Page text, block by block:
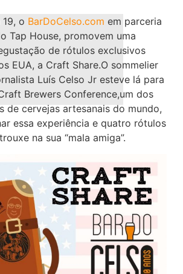
o BarDoCelso.com em parceria
Tap House, promovem uma
de rótulos exclusivos
EUA, a Craft Share.O sommelier
Luís Celso Jr esteve lá para
Brewers Conference,um dos
de cervejas artesanais do mundo,
essa experiência e quatro rótulos
na sua “mala amiga”.